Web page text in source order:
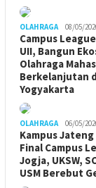
OLAHRAGA 08/05/
Campus
UII, Bangun
Olahraga
Berkelanjutan
Yogyakarta
OLAHRAGA 06/05/
Kampus
Final Campus
Jogja, UKSW,
USM Berebut